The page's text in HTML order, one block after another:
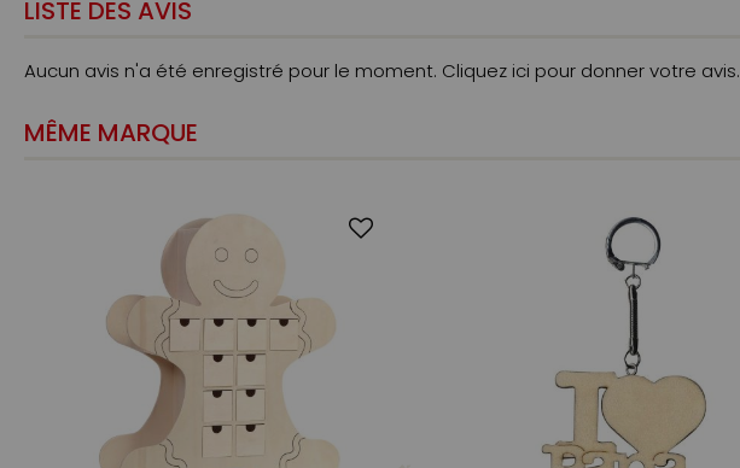
LISTE DES AVIS
Aucun avis n'a été enregistré pour le moment. Cliquez ici pour donner votre avis.
MÊME MARQUE